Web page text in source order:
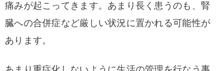
痛みが起こってきます。 あまり長く患うのも、腎
臓への合併症など厳しい状況に置かれる可能性が
あります。